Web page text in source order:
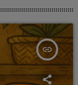
insert_link